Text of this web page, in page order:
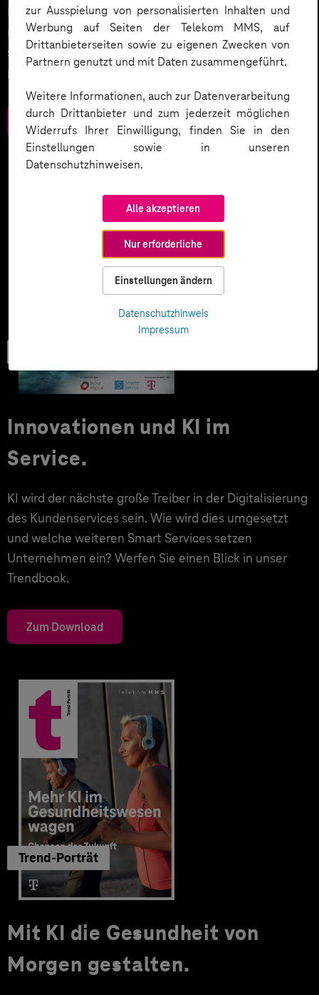
zur Ausspielung von personalisierten Inhalten und
Werbung auf Seiten der Telekom MMS, auf
Drittanbieterseiten sowie zu eigenen Zwecken von
Partnern genutzt und mit Daten zusammengeführt.
Weitere Informationen, auch zur Datenverarbeitung
durch Drittanbieter und zum jederzeit möglichen
Widerrufs Ihrer Einwilligung, finden Sie in den
Einstellungen sowie in unseren
Datenschutzhinweisen.
Alle akzeptieren
Nur erforderliche
Einstellungen ändern
Datenschutzhinweis
Impressum
Entdecken Sie 10 entscheidende Schritte, um
rechtliche Anforderungen zu erfüllen, Vertrauen zu
stärken und Innovation sicher zu gestalten – inklusive
praktischer Checkliste zum Download.
Zum Download
Innovationen und KI im
Service.
KI wird der nächste große Treiber in der Digitalisierung
des Kundenservices sein. Wie wird dies umgesetzt
und welche weiteren Smart Services setzen
Unternehmen ein? Werfen Sie einen Blick in unser
Trendbook.
Zum Download
Trend-Porträt
Mit KI die Gesundheit von
Morgen gestalten.